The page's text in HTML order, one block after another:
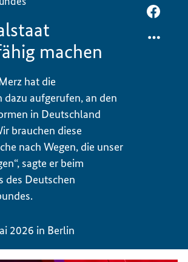
machen
hat die
dazu aufgerufen, an den
in Deutschland
brauchen diese
nach Wegen, die unser
sagte er beim
des Deutschen
2026 in Berlin